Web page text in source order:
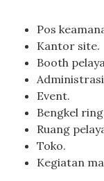
Pos
Kantor site.
Booth
Event.
Bengkel
Ruang
Toko.
Kegiatan